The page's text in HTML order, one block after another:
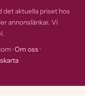
det aktuella priset hos
annonslänkar. Vi
·Om oss ·